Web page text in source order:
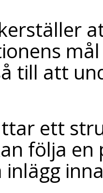
till att
ett
följa
inlägg